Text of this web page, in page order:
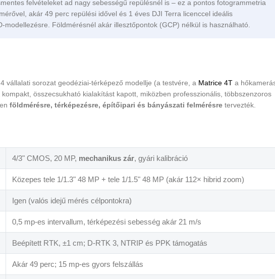
felvételeket ad nagy sebességű repülésnél is – ez a pontos fotogrammetria
akár 49 perc repülési idővel és 1 éves DJI Terra licenccel ideális
Földmérésnél akár illesztőpontok (GCP) nélkül is használható.
vállalati sorozat geodéziai-térképező modellje (a testvére, a Matrice 4T a
összecsukható kialakítást kapott, miközben professzionális, többszenzoros
földmérésre, térképezésre, építőipari és bányászati felmérésre tervezték.
4/3" CMOS, 20 MP, mechanikus zár, gyári kalibráció
Közepes tele 1/1.3" 48 MP + tele 1/1.5" 48 MP (akár 112× hibrid zoom)
Igen (valós idejű mérés célpontokra)
0,5 mp-es intervallum, térképezési sebesség akár 21 m/s
Beépített RTK, ±1 cm; D-RTK 3, NTRIP és PPK támogatás
Akár 49 perc; 15 mp-es gyors felszállás